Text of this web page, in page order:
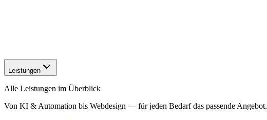
Leistungen
Alle Leistungen im Überblick
Von KI & Automation bis Webdesign — für jeden Bedarf das passende Angebot.